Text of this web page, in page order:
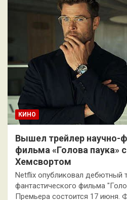
КИНО
Вышел трейлер научно-
фильма «Голова паука»
Хемсвортом
Netflix опубликовал дебютный
фантастического фильма
Премьера состоится 17 июня.